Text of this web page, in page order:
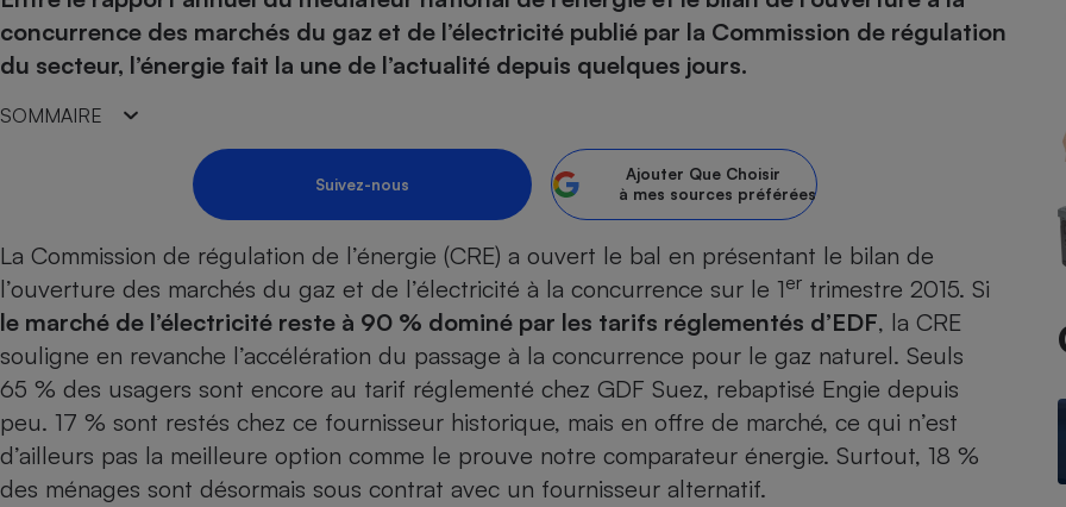
concurrence des marchés du gaz et de l’électricité publié par la Commission de régulation
du secteur, l’énergie fait la une de l’actualité depuis quelques jours.
SOMMAIRE
Suivez-nous
Ajouter Que Choisir
à mes sources préférées
La Commission de régulation de l’énergie (CRE) a ouvert le bal en présentant le bilan de
l’ouverture des marchés du gaz et de l’électricité à la concurrence sur le 1er trimestre 2015. Si
le marché de l’électricité reste à 90 % dominé par les tarifs réglementés d’EDF, la CRE
souligne en revanche l’accélération du passage à la concurrence pour le gaz naturel. Seuls
65 % des usagers sont encore au tarif réglementé chez GDF Suez, rebaptisé Engie depuis
peu. 17 % sont restés chez ce fournisseur historique, mais en offre de marché, ce qui n’est
d’ailleurs pas la meilleure option comme le prouve notre comparateur énergie. Surtout, 18 %
des ménages sont désormais sous contrat avec un fournisseur alternatif.
Nutrition
Produit alimentaire
Supermarché - Drive
Circuits courts et
alimentation locale
Mutuelle Banque en ligne
Assurance auto
Carburant
Supermarché - Drive
Comparatif sèche-linge
Comparatif réfrigérateur-congélateur
Comparatif plaque à induction
Comparatif hotte aspirante
Comparatif climatiseur mobile
Comparatif aspirateur balai
Comparatif aspirateur traîneau
Comparatif cafetière automatique
Comparatif robot cuiseur
Électricité - Gaz
Panneaux
photovoltaïques
Comparatif smartphone
Comparatif casque audio
Comparatif barre de son
Comparatif imprimante multifonction
Comparatif ordinateur portable
Comparatif ultrabook
Comparatif tablette tactile
Image et son
Comparatif nettoyeur haute
pression
Comparatif tondeuse robot
Comparatif poêle à granulés
Comparatif radiateur électrique
Aménagement
Bricolage - Jardinage
Chauffage
Produit d'entretien
Comparateur mutuelle
Comparateur des devis d’opticiens
Hygiène - Beauté
Maladie - Médecine - Médicament
Système de santé - Complémentaire santé
Maison de retraite
Obsèques - Pompes
funèbres
Retraite
Puériculture - Produit
pour bébé
Choisir son fioul
Choisir son pellet
Comparateur assurance emprunteur
Energie Moins Chère Ensemble
Tous les comparateurs
Toutes les cartes interactives
Speedtest - Testez le débit de votre
connexion Internet
nous ?